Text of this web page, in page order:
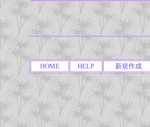
HOME HELP 新規作成